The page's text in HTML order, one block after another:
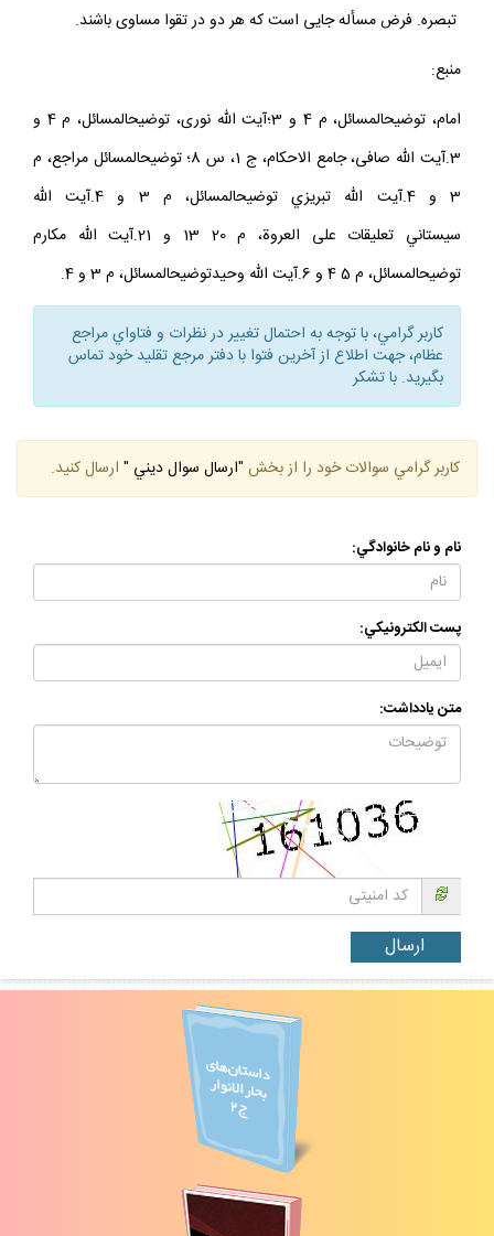
تبصره. فرض مسأله جايى است كه هر دو در تقوا مساوى باشند.
منبع:
امام، توضيح‏المسائل، م 4 و 3؛آيت الله نورى، توضيح‏المسائل، م 4 و
3.آيت الله صافى، جامع الاحكام، ج 1، س 8؛ توضيح‏المسائل مراجع، م
3 و 4.آيت الله تبريزي توضيح‏المسائل، م 3 و 4.آيت الله
سيستاني تعليقات على العروة، م 20 13 و 21.آيت الله مكارم
توضيح‏المسائل، م 5 4 و 6.آيت الله وحيدتوضيح‏المسائل، م 3 و 4.
كاربر گرامي، با توجه به احتمال تغيير در نظرات و فتاواي مراجع
عظام، جهت اطلاع از آخرين فتوا با دفتر مرجع تقليد خود تماس
بگيريد. با تشكر
كاربر گرامي سوالات خود را از بخش "ارسال سوال ديني " ارسال كنيد.
نام و نام خانوادگي:
پست الكترونيكي:
متن يادداشت: